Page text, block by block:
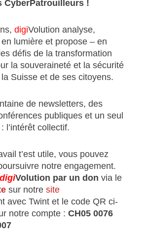
CyberPatrouilleurs !
digiVolution analyse,
lumière et propose – en
défis de la transformation
la souveraineté et la sécurité
Suisse et de ses citoyens.
de newsletters, des
publiques et un seul
l’intérêt collectif.
t’est utile, vous pouvez
notre engagement.
digiVolution par un don via le
sur notre site
avec Twint et le code QR ci-
notre compte : CH05 0076